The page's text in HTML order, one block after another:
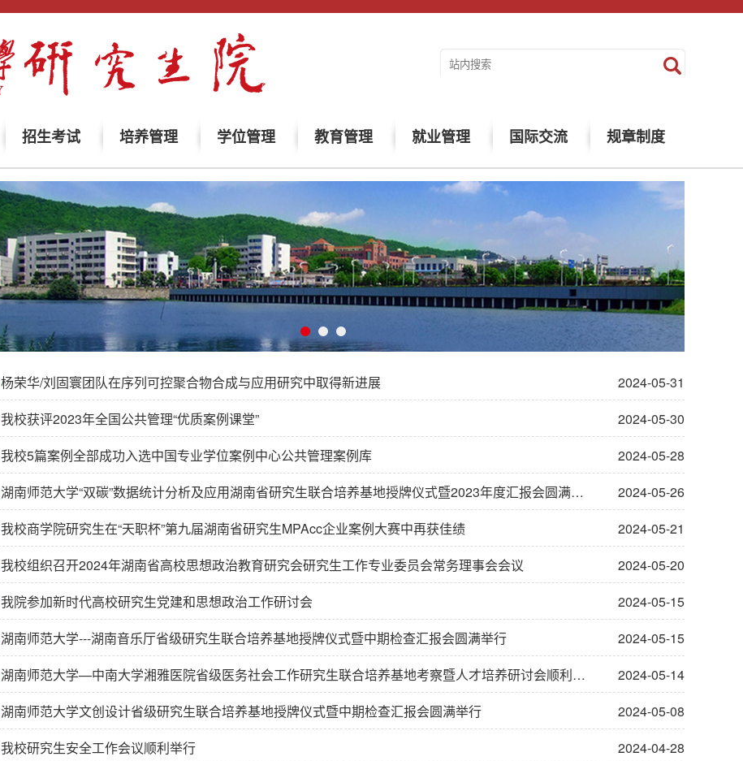
招生考试 培养管理 学位管理 教育管理 就业管理 国际交流 规章制度
2024-05-31
杨荣华/刘固寰团队在序列可控聚合物合成与应用研究中取得新进展
2024-05-30
我校获评2023年全国公共管理“优质案例课堂”
2024-05-28
我校5篇案例全部成功入选中国专业学位案例中心公共管理案例库
2024-05-26
湖南师范大学“双碳”数据统计分析及应用湖南省研究生联合培养基地授牌仪式暨2023年度汇报会圆满举行
2024-05-21
我校商学院研究生在“天职杯”第九届湖南省研究生MPAcc企业案例大赛中再获佳绩
2024-05-20
我校组织召开2024年湖南省高校思想政治教育研究会研究生工作专业委员会常务理事会会议
2024-05-15
我院参加新时代高校研究生党建和思想政治工作研讨会
2024-05-15
湖南师范大学---湖南音乐厅省级研究生联合培养基地授牌仪式暨中期检查汇报会圆满举行
2024-05-14
湖南师范大学—中南大学湘雅医院省级医务社会工作研究生联合培养基地考察暨人才培养研讨会顺利召开
2024-05-08
湖南师范大学文创设计省级研究生联合培养基地授牌仪式暨中期检查汇报会圆满举行
2024-04-28
我校研究生安全工作会议顺利举行